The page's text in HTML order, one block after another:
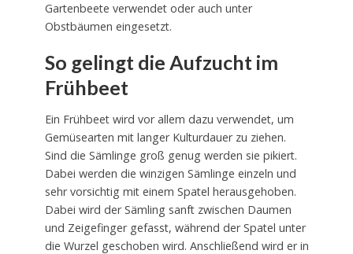
Gartenbeete verwendet oder auch unter
Obstbäumen eingesetzt.
So gelingt die Aufzucht im
Frühbeet
Ein Frühbeet wird vor allem dazu verwendet, um
Gemüsearten mit langer Kulturdauer zu ziehen.
Sind die Sämlinge groß genug werden sie pikiert.
Dabei werden die winzigen Sämlinge einzeln und
sehr vorsichtig mit einem Spatel herausgehoben.
Dabei wird der Sämling sanft zwischen Daumen
und Zeigefinger gefasst, während der Spatel unter
die Wurzel geschoben wird. Anschließend wird er in